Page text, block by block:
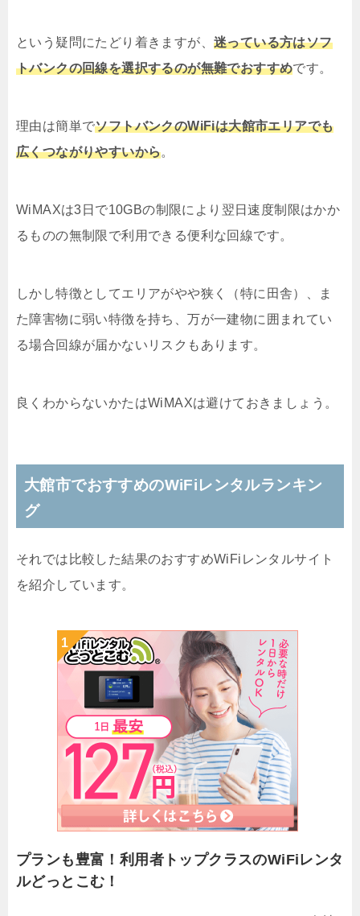
という疑問にたどり着きますが、 迷っている方はソフ
トバンクの回線を選択するのが無難でおすすめです。
理由は簡単でソフトバンクのWiFiは大館市エリアでも
広くつながりやすいから。
WiMAXは3日で10GBの制限により翌日速度制限はかか
るものの無制限で利用できる便利な回線です。
しかし特徴としてエリアがやや狭く（特に田舎）、ま
た障害物に弱い特徴を持ち、万が一建物に囲まれてい
る場合回線が届かないリスクもあります。
良くわからないかたはWiMAXは避けておきましょう。
大館市でおすすめのWiFiレンタルランキン
グ
それでは比較した結果のおすすめWiFiレンタルサイト
を紹介しています。
プランも豊富！利用者トップクラスのWiFiレンタ
ルどっとこむ！